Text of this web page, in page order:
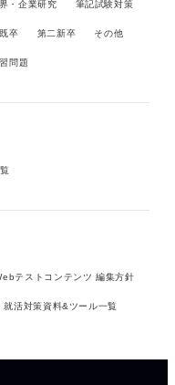
・企業研究 筆記試験対策
既卒 第二新卒 その他
問題
テストコンテンツ 編集方針
就活対策資料&ツール一覧